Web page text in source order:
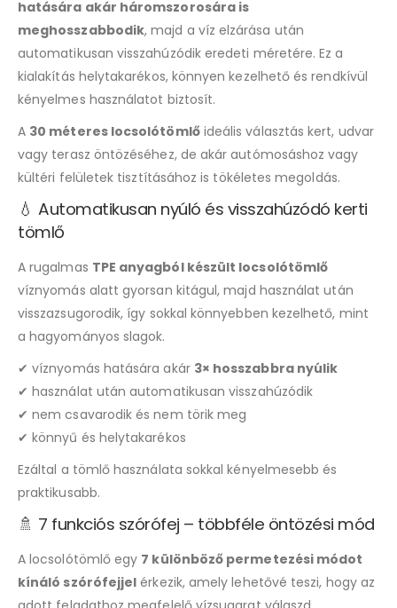
hatására akár háromszorosára is
meghosszabbodik, majd a víz elzárása után
automatikusan visszahúzódik eredeti méretére. Ez a
kialakítás helytakarékos, könnyen kezelhető és rendkívül
kényelmes használatot biztosít.
A 30 méteres locsolótömlőideális választás kert, udvar
vagy terasz öntözéséhez, de akár autómosáshoz vagy
kültéri felületek tisztításához is tökéletes megoldás.
💧 Automatikusan nyúló és visszahúzódó kerti
tömlő
A rugalmas TPE anyagból készült locsolótömlő
víznyomás alatt gyorsan kitágul, majd használat után
visszazsugorodik, így sokkal könnyebben kezelhető, mint
a hagyományos slagok.
✔ víznyomás hatására akár 3× hosszabbra nyúlik
✔ használat után automatikusan visszahúzódik
✔ nem csavarodik és nem törik meg
✔ könnyű és helytakarékos
Ezáltal a tömlő használata sokkal kényelmesebb és
praktikusabb.
🚿 7 funkciós szórófej – többféle öntözési mód
A locsolótömlő egy 7 különböző permetezési módot
kínáló szórófejjel érkezik, amely lehetővé teszi, hogy az